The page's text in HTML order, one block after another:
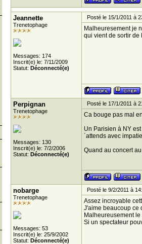
Jeannette
Trenetophage
Messages: 174
Inscrit(e) le: 7/11/2009
Statut: Déconnecté(e)
Posté le 15/1/2011 à
Malheuresement je
qui vient de sortir
Perpignan
Trenetophage
Messages: 130
Inscrit(e) le: 7/2/2006
Statut: Déconnecté(e)
Posté le 17/1/2011 à
Ca bouge pas mal
Un Parisien à NY
´attends avec
Quand au concert
nobarge
Trenetophage
Messages: 53
Inscrit(e) le: 25/9/2002
Statut: Déconnecté(e)
Posté le 9/2/2011 à
Assez incroyable
J'aime beaucoup ce
Malheureusement
Si un spectateur